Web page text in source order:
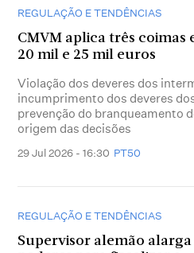
REGULAÇÃO E TENDÊNCIAS
CMVM aplica três coimas
20 mil e 25 mil euros
Violação dos deveres dos
incumprimento dos deveres
prevenção do branqueamento
origem das decisões
29 Jul 2026 - 16:30 PT50
REGULAÇÃO E TENDÊNCIAS
Supervisor alemão alarga